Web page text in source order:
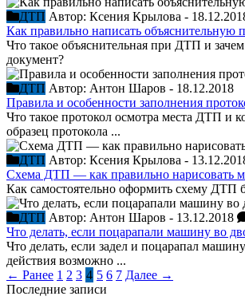
ДТП Автор: Ксения Крылова -
Как правильно написать объяснительную
Что такое объяснительная при ДТП и
документ?
ДТП Автор: Антон Шаров - 18.12.2018
Правила и особенности заполнения
Что такое протокол осмотра места ДТП и
образец протокола ...
ДТП Автор: Ксения Крылова -
Схема ДТП — как правильно нарисовать
Как самостоятельно оформить схему ДТП
ДТП Автор: Антон Шаров - 13.12.2018
Что делать, если поцарапали машину во
Что делать, если задел и поцарапал
действия возможно ...
← Ранее 1 2 3 4 5 6 7 Далее →
Последние записи